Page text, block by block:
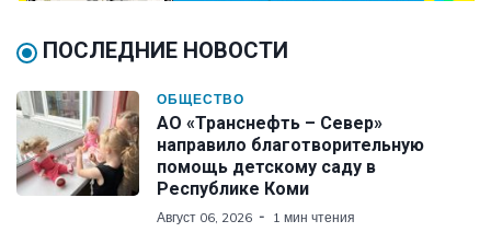
ПОСЛЕДНИЕ НОВОСТИ
ОБЩЕСТВО
АО «Транснефть – Север»
направило благотворительную
помощь детскому саду в
Республике Коми
Август 06, 2026 1 мин чтения